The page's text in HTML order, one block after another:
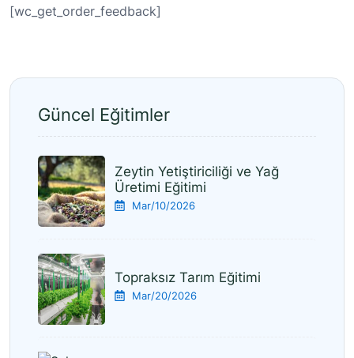
[wc_get_order_feedback]
Güncel Eğitimler
Zeytin Yetiştiriciliği ve Yağ
Üretimi Eğitimi​
Mar/10/2026
Topraksız Tarım Eğitimi
Mar/20/2026